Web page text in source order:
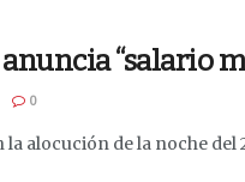
“salario
0
alocución de la noche del